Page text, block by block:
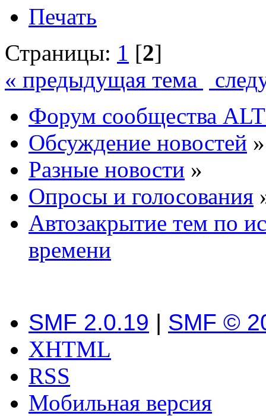
Печать
Страницы: 1 [2]
« предыдущая тема
Форум сообщества
Обсуждение новостей »
Разные новости »
Опросы и голосования
Автозакрытие тем по
времени
SMF 2.0.19 | SMF ©
XHTML
RSS
Мобильная версия